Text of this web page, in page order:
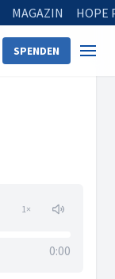
MAGAZIN HOPE
SPENDEN
1×
0:00